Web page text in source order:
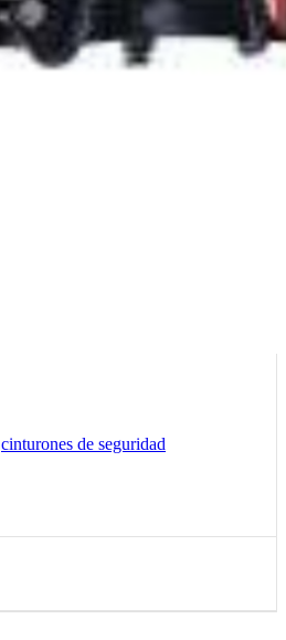
cinturones de seguridad